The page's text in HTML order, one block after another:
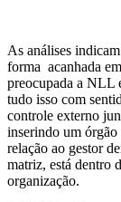
As análises
forma acanhada
preocupada a NLL
tudo isso com
controle externo
inserindo um órgão
relação ao gestor
matriz, está dentro
organização.